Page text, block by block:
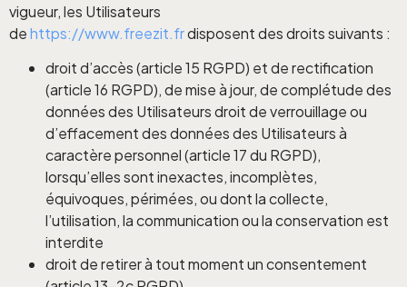
vigueur, les Utilisateurs
dehttps://www.freezit.frdisposent des droits suivants :
droit d’accès (article 15 RGPD) et de rectification
(article 16 RGPD), de mise à jour, de complétude des
données des Utilisateurs droit de verrouillage ou
d’effacement des données des Utilisateurs à
caractère personnel (article 17 du RGPD),
lorsqu’elles sont inexactes, incomplètes,
équivoques, périmées, ou dont la collecte,
l’utilisation, la communication ou la conservation est
interdite
droit de retirer à tout moment un consentement